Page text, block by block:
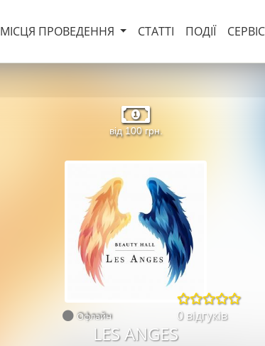
МІСЦЯ ПРОВЕДЕННЯ СТАТТІ ПОДІЇ
від 100 грн.
Офлайн 0 відгуків
LES ANGES